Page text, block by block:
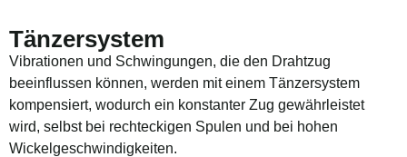
Tänzersystem
Vibrationen und Schwingungen, die den Drahtzug
beeinflussen können, werden mit einem Tänzersystem
kompensiert, wodurch ein konstanter Zug gewährleistet
wird, selbst bei rechteckigen Spulen und bei hohen
Wickelgeschwindigkeiten.